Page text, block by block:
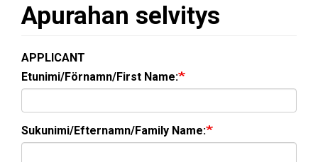
Apurahan selvitys
APPLICANT
Etunimi/Förnamn/First Name:
Sukunimi/Efternamn/Family Name: